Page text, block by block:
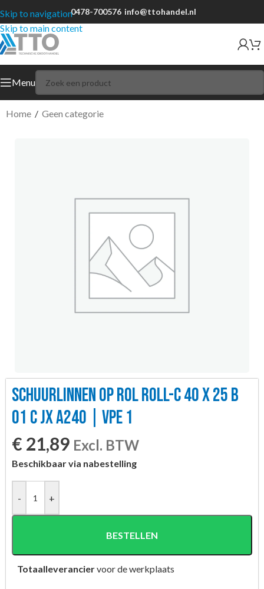
Skip to navigation
Skip to main content
0478-700576 info@ttohandel.nl
Menu
Home / Geen categorie
SCHUURLINNEN OP ROL ROLL-C 40 X 25 B
01 C JX A240 | VPE 1
€ 21,89 Excl. BTW
Beschikbaar via nabestelling
- +
BESTELLEN
Totaalleveranciervoor de werkplaats